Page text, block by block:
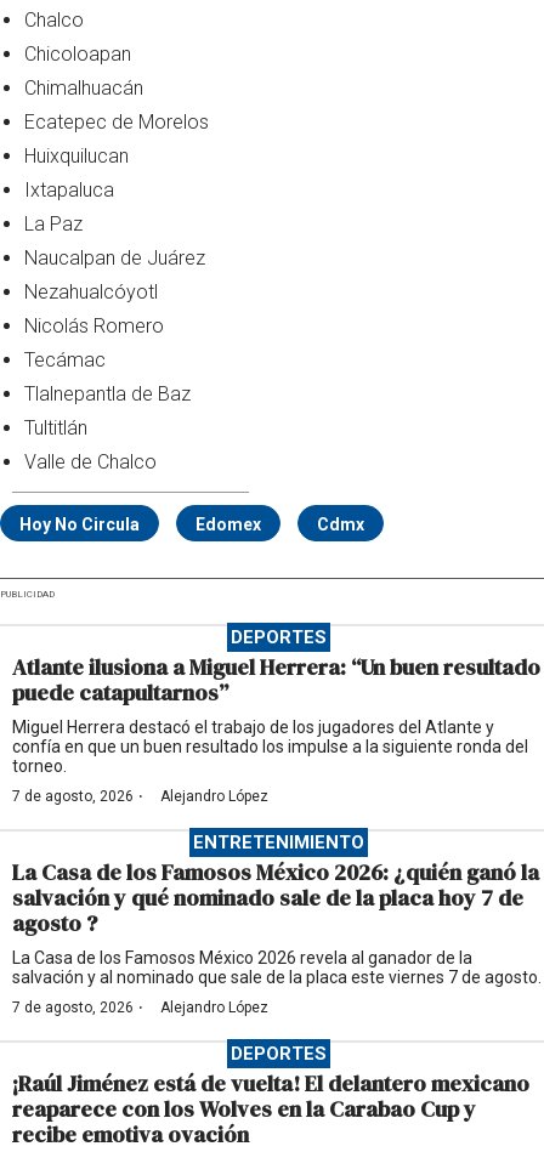
Chalco
Chicoloapan
Chimalhuacán
Ecatepec de Morelos
Huixquilucan
Ixtapaluca
La Paz
Naucalpan de Juárez
Nezahualcóyotl
Nicolás Romero
Tecámac
Tlalnepantla de Baz
Tultitlán
Valle de Chalco
Hoy No Circula Edomex Cdmx
PUBLICIDAD
DEPORTES
Atlante ilusiona a Miguel Herrera: “Un buen resultado
puede catapultarnos”
Miguel Herrera destacó el trabajo de los jugadores del Atlante y
confía en que un buen resultado los impulse a la siguiente ronda del
torneo.
7 de agosto, 2026 · Alejandro López
ENTRETENIMIENTO
La Casa de los Famosos México 2026: ¿quién ganó la
salvación y qué nominado sale de la placa hoy 7 de
agosto ?
La Casa de los Famosos México 2026 revela al ganador de la
salvación y al nominado que sale de la placa este viernes 7 de agosto.
7 de agosto, 2026 · Alejandro López
DEPORTES
¡Raúl Jiménez está de vuelta! El delantero mexicano
reaparece con los Wolves en la Carabao Cup y
recibe emotiva ovación